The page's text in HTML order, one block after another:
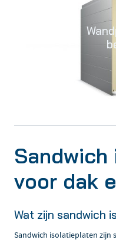
voor dak
Wat zijn sandwich
Sandwich isolatieplaten zijn